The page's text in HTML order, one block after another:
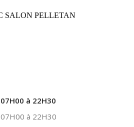
07H00 à 22H30
07H00 à 22H30